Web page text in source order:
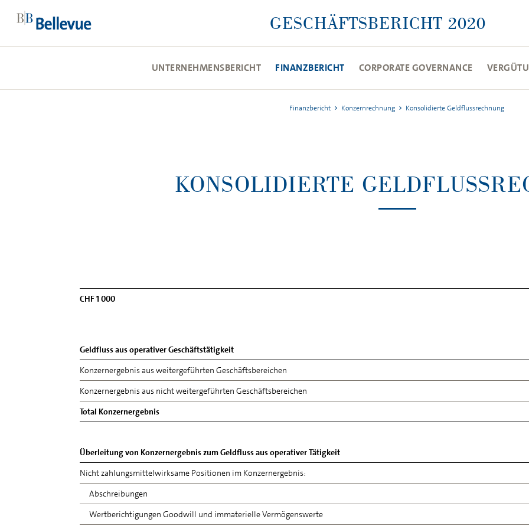
GESCHÄFTSBERICHT 2020
UNTERNEHMENSBERICHT FINANZBERICHT CORPORATE GOVERNANCE
Finanzbericht Konzernrechnung Konsolidierte Geldflussrechnung
KONSOLIDIERTE
CHF 1 000
Geldfluss aus operativer Geschäftstätigkeit
Konzernergebnis aus weitergeführten Geschäftsbereichen
Konzernergebnis aus nicht weitergeführten Geschäftsbereichen
Total Konzernergebnis
Überleitung von Konzernergebnis zum Geldfluss aus operativer Tätigkeit
Nicht zahlungsmittelwirksame Positionen im Konzernergebnis:
Abschreibungen
Wertberichtigungen Goodwill und immaterielle Vermögenswerte